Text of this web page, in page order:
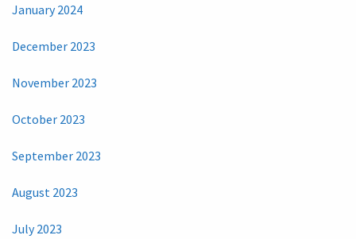
January 2024
December 2023
November 2023
October 2023
September 2023
August 2023
July 2023